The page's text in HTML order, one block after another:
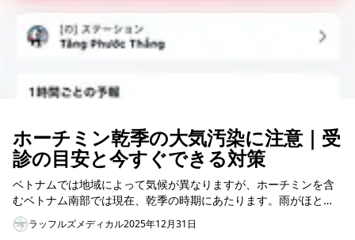
ホーチミン乾季の大気汚染に注意｜受
診の目安と今すぐできる対策
ベトナムでは地域によって気候が異なりますが、ホーチミンを含
むベトナム南部では現在、乾季の時期にあたります。雨がほとん
ど降らないこの季節は、大気中の汚染物質が滞留しやすく、大気
汚染が悪化しや...
ラッフルズメディカル2025年12月31日